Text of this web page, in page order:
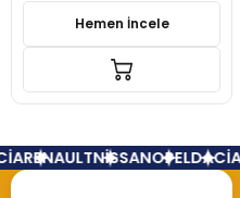
Hemen İncele
RENAULTNİSSANOPELDACİA